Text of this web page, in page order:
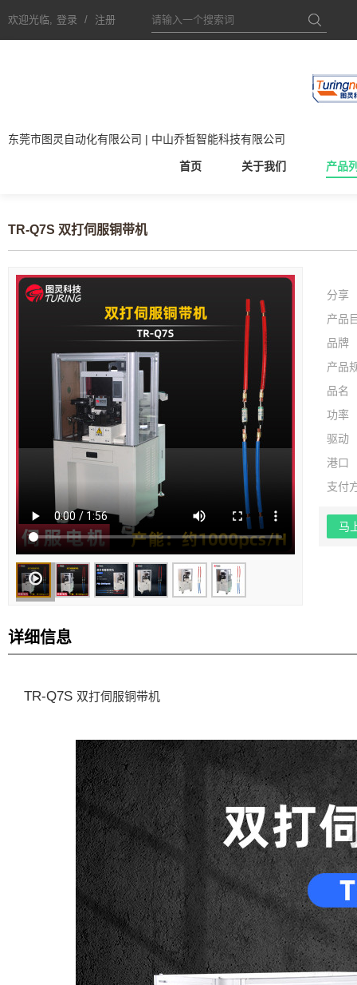
欢迎光临, 登录 / 注册
东莞市图灵自动化有限公司 | 中山乔皙智能科技有限公司
首页 关于我们 产品
TR-Q7S 双打伺服铜带机
分享
产品
品牌
产品
品名
功率
驱动
港口
支付
马
详细信息
TR-Q7S 双打伺服铜带机